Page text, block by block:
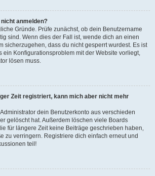
anmelden?
Gründe. Prüfe zunächst, ob dein Benutzername
sind. Wenn dies der Fall ist, wende dich an einen
sicherzugehen, dass du nicht gesperrt wurdest. Es ist
ein Konfigurationsproblem mit der Website vorliegt,
lösen muss.
Zeit registriert, kann mich aber nicht mehr
dein Benutzerkonto aus verschieden
gelöscht hat. Außerdem löschen viele Boards
für längere Zeit keine Beiträge geschrieben haben,
zu verringern. Registriere dich einfach erneut und
teil!